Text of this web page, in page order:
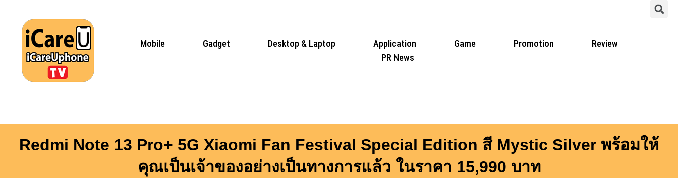
content
Mobile Gadget Desktop & Laptop Application Game Promotion
Review
PR News
Redmi Note 13 Pro+ 5G Xiaomi Fan Festival Special Edition สี Mystic Silver พร้อมให้
คุณเป็นเจ้าของอย่างเป็นทางการแล้ว ในราคา 15,990 บาท